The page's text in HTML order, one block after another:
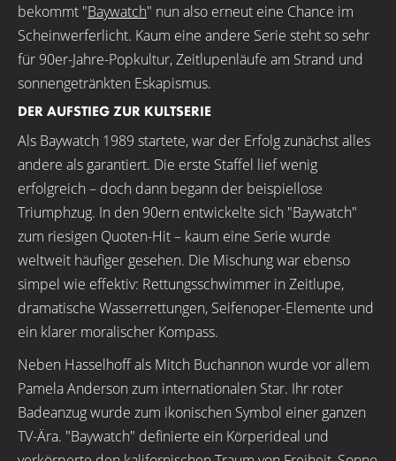
bekommt "Baywatch" nun also erneut eine Chance im
Scheinwerferlicht. Kaum eine andere Serie steht so sehr
für 90er-Jahre-Popkultur, Zeitlupenläufe am Strand und
sonnengetränkten Eskapismus.
DER AUFSTIEG ZUR KULTSERIE
Als Baywatch 1989 startete, war der Erfolg zunächst alles
andere als garantiert. Die erste Staffel lief wenig
erfolgreich – doch dann begann der beispiellose
Triumphzug. In den 90ern entwickelte sich "Baywatch"
zum riesigen Quoten-Hit – kaum eine Serie wurde
weltweit häufiger gesehen. Die Mischung war ebenso
simpel wie effektiv: Rettungsschwimmer in Zeitlupe,
dramatische Wasserrettungen, Seifenoper-Elemente und
ein klarer moralischer Kompass.
Neben Hasselhoff als Mitch Buchannon wurde vor allem
Pamela Anderson zum internationalen Star. Ihr roter
Badeanzug wurde zum ikonischen Symbol einer ganzen
TV-Ära. "Baywatch" definierte ein Körperideal und